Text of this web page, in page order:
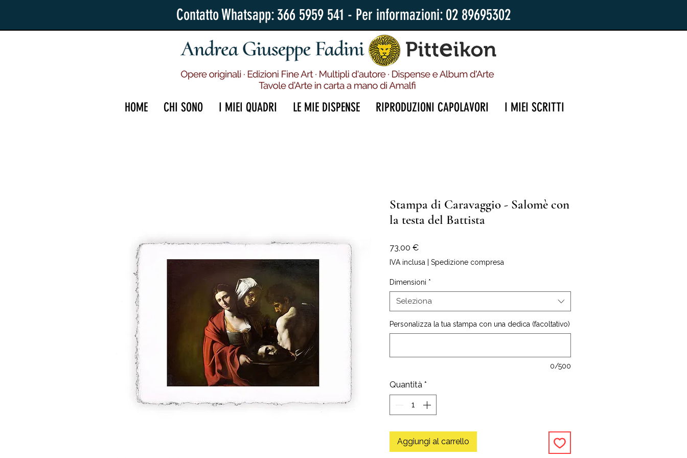
Contatto Whatsapp: 366 5959 541 - Per informazioni: 02 89695302
HOME CHI SONO I MIEI QUADRI LE MIE DISPENSE RIPRODUZIONI CAPOLAVORI I MIEI SCRITTI
Stampa di Caravaggio - Salomè con
la testa del Battista
73,00 €Prezzo
IVA inclusa Spedizione compresa
Dimensioni *
Seleziona
Personalizza la tua stampa con una dedica (facoltativo)
0/500
Quantità *
Aggiungi al carrello